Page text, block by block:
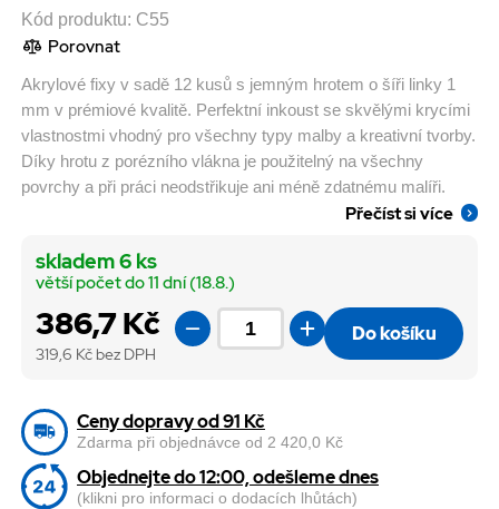
Kód produktu: C55
Porovnat
Akrylové fixy v sadě 12 kusů s jemným hrotem o šíři linky 1
mm v prémiové kvalitě. Perfektní inkoust se skvělými krycími
vlastnostmi vhodný pro všechny typy malby a kreativní tvorby.
Díky hrotu z porézního vlákna je použitelný na všechny
povrchy a při práci neodstřikuje ani méně zdatnému malíři.
Přečíst si více
386,7 Kč
319,6 Kč bez DPH
skladem 6 ks
větší počet do 11 dní (18.8.)
Do košíku
Ceny dopravy od 91 Kč
Zdarma při objednávce od 2 420,0 Kč
Objednejte do 12:00, odešleme dnes
(klikni pro informaci o dodacích lhůtách)